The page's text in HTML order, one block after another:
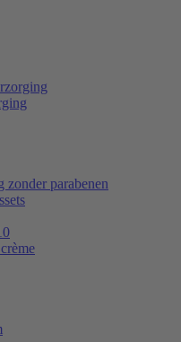
zonder parabenen